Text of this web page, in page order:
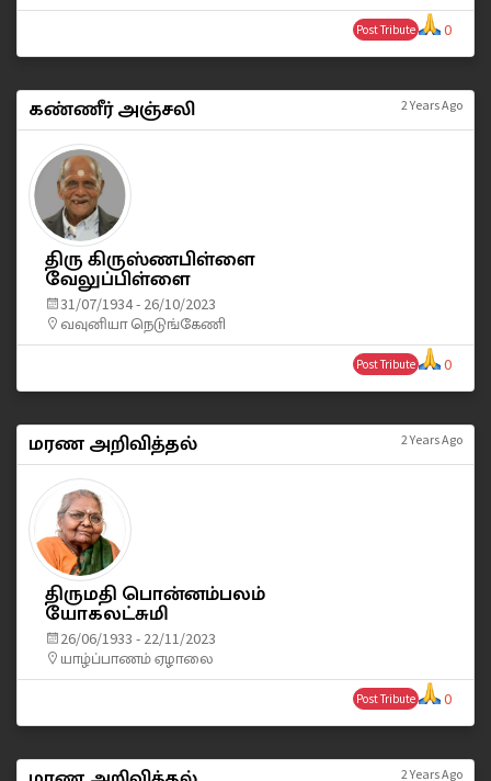
0
Post Tribute
கண்ணீர் அஞ்சலி 2 Years Ago
திரு கிருஸ்ணபிள்ளை
வேலுப்பிள்ளை
31/07/1934 - 26/10/2023
வவுனியா நெடுங்கேணி
0
Post Tribute
மரண அறிவித்தல் 2 Years Ago
திருமதி பொன்னம்பலம்
யோகலட்சுமி
26/06/1933 - 22/11/2023
யாழ்ப்பாணம் ஏழாலை
0
Post Tribute
2 Years Ago